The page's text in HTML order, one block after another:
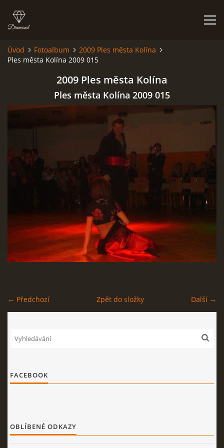
HISTORIE
FOTOALBUM
CO HRAJEME
UKÁZKY
STAGEPLAN
Kapela BUMERANG
Poříčany okr. Kolín
kapelabumerang@gmail.com
Úvod Fotoalbum
2009 Ples města Kolína
Ples města Kolína 2009 015
2009 Ples města Kolína
Ples města Kolína 2009 015
← Předchozí Další →
Zpět do složky
FACEBOOK
OBLÍBENÉ ODKAZY